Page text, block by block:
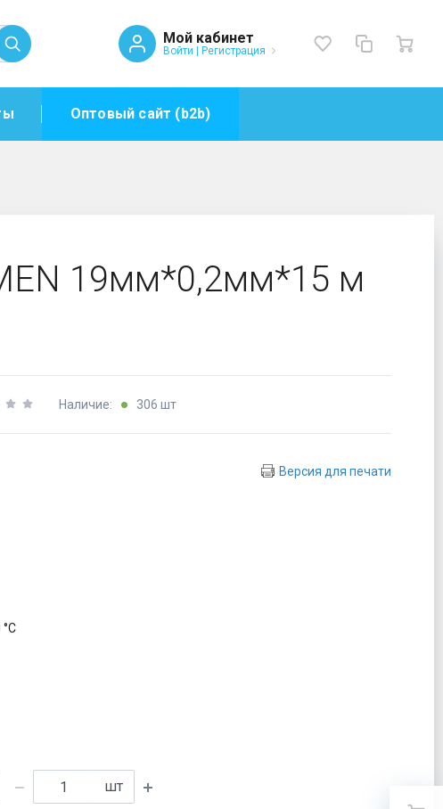
Мой кабинет
Войти | Регистрация
Оптовый сайт (b2b)
19мм*0,2мм*15 м
Наличие: 306 шт
Версия для печати
°С
шт